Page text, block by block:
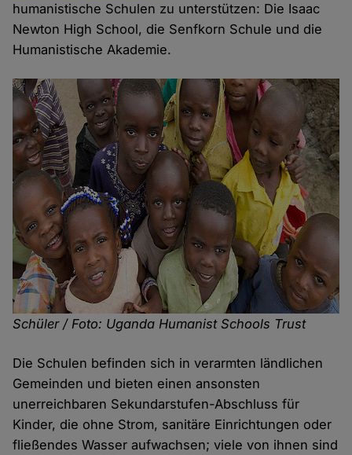
humanistische Schulen zu unterstützen: Die Isaac
Newton High School, die Senfkorn Schule und die
Humanistische Akademie.
Schüler / Foto: Uganda Humanist Schools Trust
Die Schulen befinden sich in verarmten ländlichen
Gemeinden und bieten einen ansonsten
unerreichbaren Sekundarstufen-Abschluss für
Kinder, die ohne Strom, sanitäre Einrichtungen oder
fließendes Wasser aufwachsen; viele von ihnen sind